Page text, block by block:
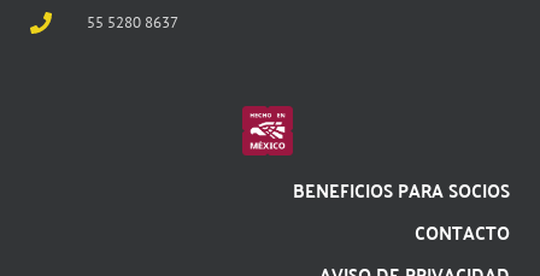
55 5280 8637
BENEFICIOS PARA SOCIOS
CONTACTO